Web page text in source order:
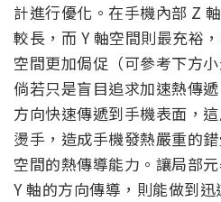
計進行優化。在手機內部 Z
較長，而 Y 軸空間則最充裕
空間更加侷促（可參考下方
倘若只是盲目追求加速熱傳
方向快速傳遞到手機表面，
燙手，造成手機發熱嚴重的
空間的熱傳導能力。讓局部
Y 軸的方向傳導，則能做到